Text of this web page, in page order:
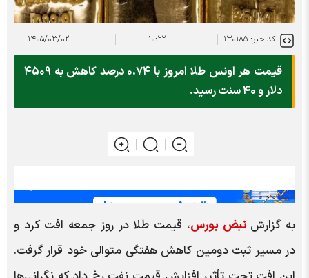
کد خبر: ۱۳۰۱۸۵ ۱۰:۲۲ ۱۴۰۵/۰۳/۰۲
قیمت هر اونس طلا امروز با ۰.۷۴ درصد کاهش به ۴۵۰۹
دلار و ۴۰ سنت رسید.
به گزارشنبض بورس، قیمت طلا در روز جمعه افت کرد و
در مسیر ثبت دومین کاهش هفتگی متوالی خود قرار گرفت.